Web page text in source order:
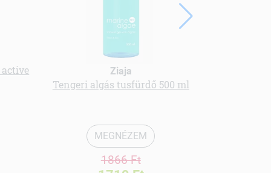
Ziaja
Tengeri algás tusfürdő 500 ml
MEGNÉZEM
1866 Ft